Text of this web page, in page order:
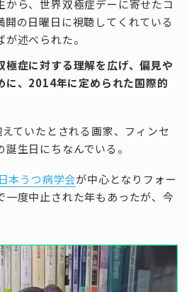
から、世界双極症デーに寄せたコ
開の日曜日に視聴してくれている
述べられた。
極症に対する理解を広げ、偏見や
に、2014年に定められた国際的
ていたとされる画家、フィンセ
生日にちなんでいる。
日本うつ病学会が中心となりフォー
一度中止された年もあったが、今